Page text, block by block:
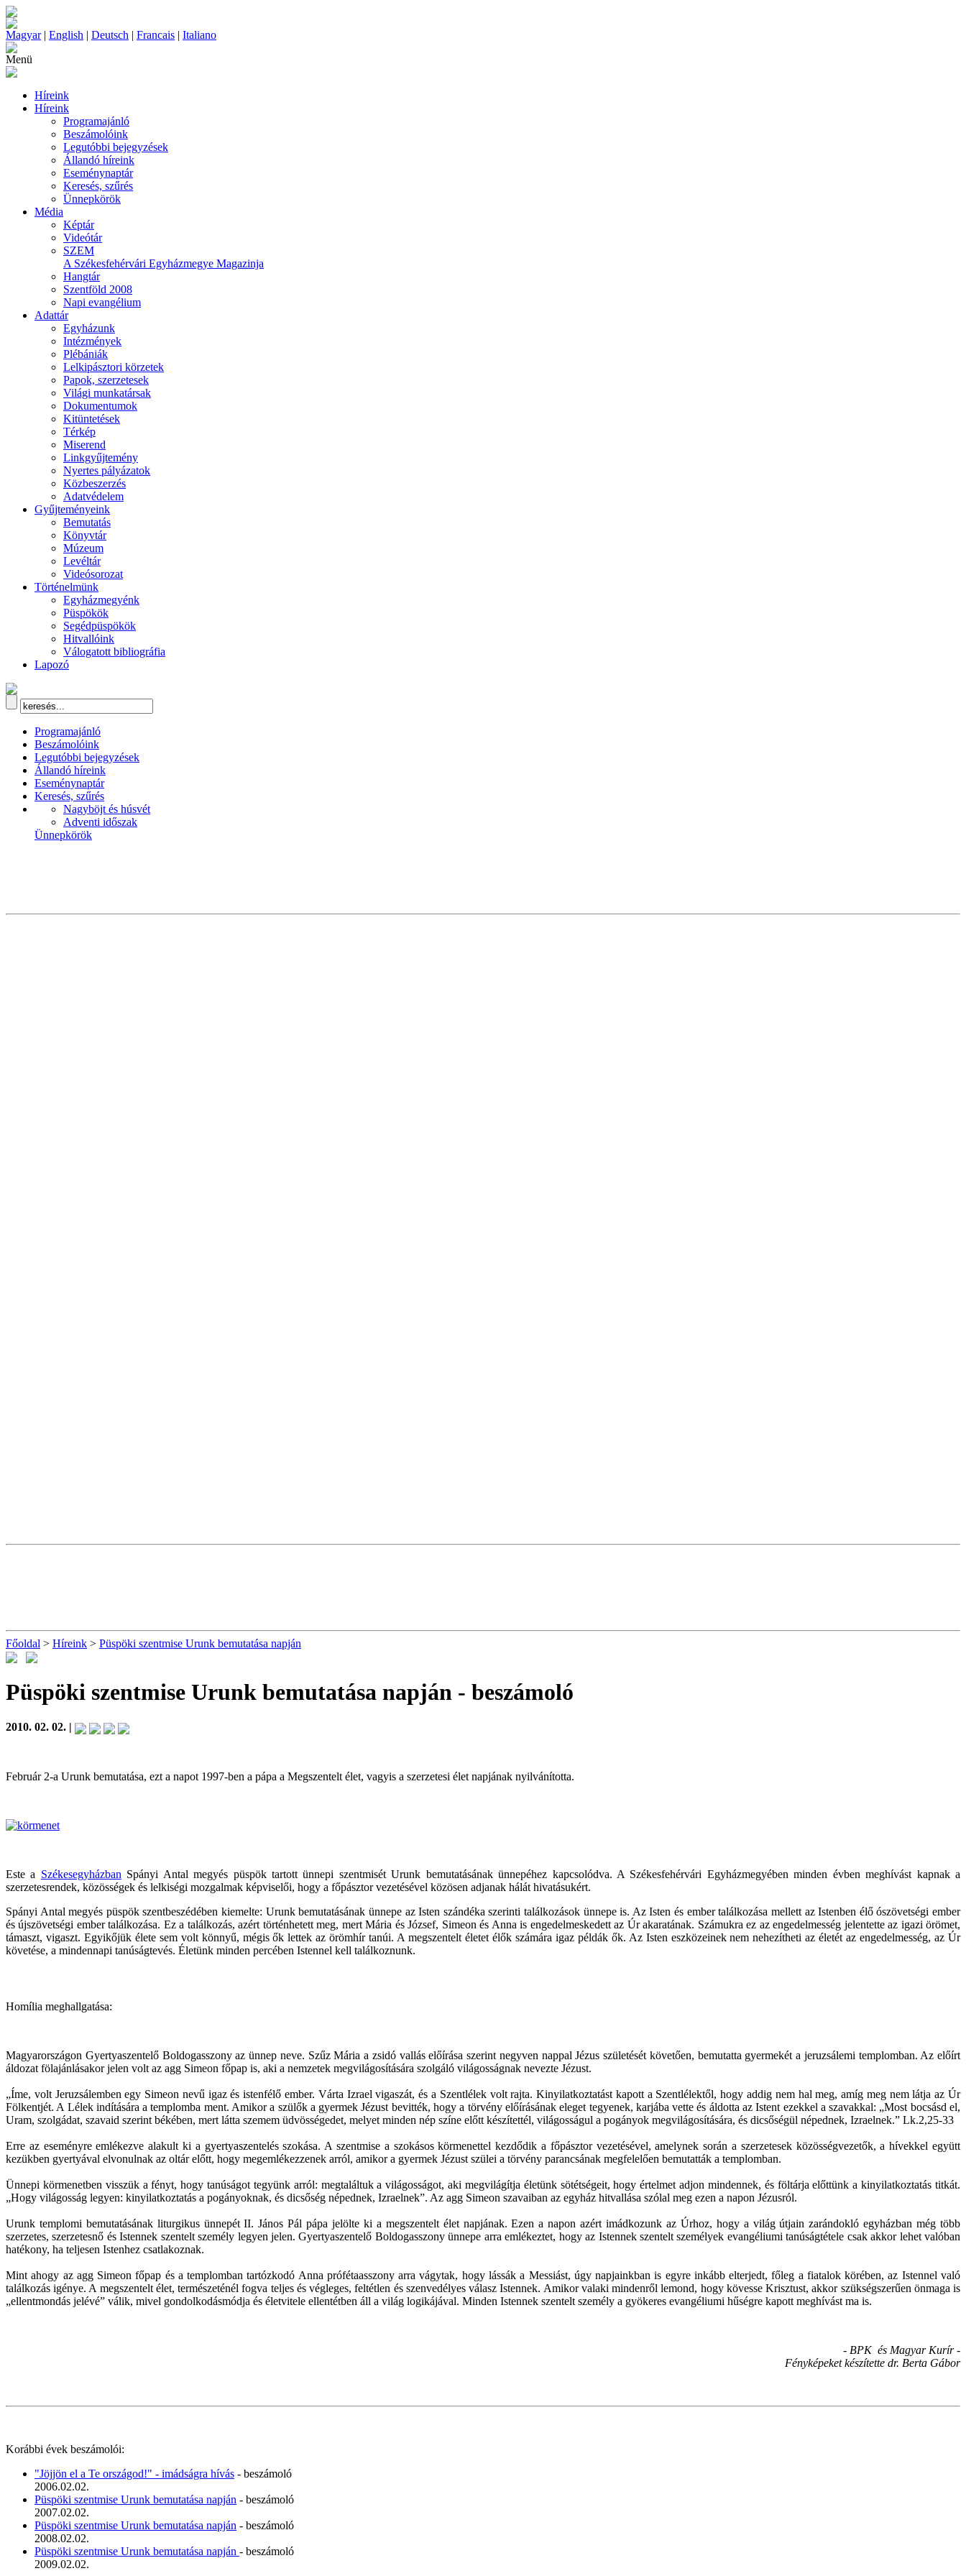
Magyar| English | Deutsch | Francais | Italiano
Menü
Híreink
Híreink
Programajánló
Beszámolóink
Legutóbbi bejegyzések
Állandó híreink
Eseménynaptár
Keresés, szűrés
Ünnepkörök
Média
Képtár
Videótár
SZEM
A Székesfehérvári Egyházmegye Magazinja
Hangtár
Szentföld 2008
Napi evangélium
Adattár
Egyházunk
Intézmények
Plébániák
Lelkipásztori körzetek
Papok, szerzetesek
Világi munkatársak
Dokumentumok
Kitüntetések
Térkép
Miserend
Linkgyűjtemény
Nyertes pályázatok
Közbeszerzés
Adatvédelem
Gyűjteményeink
Bemutatás
Könyvtár
Múzeum
Levéltár
Videósorozat
Történelmünk
Egyházmegyénk
Püspökök
Segédpüspökök
Hitvallóink
Válogatott bibliográfia
Lapozó
Programajánló
Beszámolóink
Legutóbbi bejegyzések
Állandó híreink
Eseménynaptár
Keresés, szűrés
Nagyböjt és húsvét
Adventi időszak
Ünnepkörök
Főoldal > Híreink > Püspöki szentmise Urunk bemutatása napján
Püspöki szentmise Urunk bemutatása napján - beszámoló
2010. 02. 02. |
Február 2-a Urunk bemutatása, ezt a napot 1997-ben a pápa a Megszentelt élet, vagyis a szerzetesi élet napjának nyilvánította.
Este a Székesegyházban Spányi Antal megyés püspök tartott ünnepi szentmisét Urunk bemutatásának ünnepéhez kapcsolódva. A Székesfehérvári Egyházmegyében minden évben meghívást kapnak a
szerzetesrendek, közösségek és lelkiségi mozgalmak képviselői, hogy a főpásztor vezetésével közösen adjanak hálát hivatásukért.
Spányi Antal megyés püspök szentbeszédében kiemelte: Urunk bemutatásának ünnepe az Isten szándéka szerinti találkozások ünnepe is. Az Isten és ember találkozása mellett az Istenben élő ószövetségi ember
és újszövetségi ember találkozása. Ez a találkozás, azért történhetett meg, mert Mária és József, Simeon és Anna is engedelmeskedett az Úr akaratának. Számukra ez az engedelmesség jelentette az igazi örömet,
támaszt, vigaszt. Egyikőjük élete sem volt könnyű, mégis ők lettek az örömhír tanúi. A megszentelt életet élők számára igaz példák ők. Az Isten eszközeinek nem nehezítheti az életét az engedelmesség, az Úr
követése, a mindennapi tanúságtevés. Életünk minden percében Istennel kell találkoznunk.
Homília meghallgatása:
Magyarországon Gyertyaszentelő Boldogasszony az ünnep neve. Szűz Mária a zsidó vallás előírása szerint negyven nappal Jézus születését követően, bemutatta gyermekét a jeruzsálemi templomban. Az előírt
áldozat fölajánlásakor jelen volt az agg Simeon főpap is, aki a nemzetek megvilágosítására szolgáló világosságnak nevezte Jézust.
„Íme, volt Jeruzsálemben egy Simeon nevű igaz és istenfélő ember. Várta Izrael vigaszát, és a Szentlélek volt rajta. Kinyilatkoztatást kapott a Szentlélektől, hogy addig nem hal meg, amíg meg nem látja az Úr
Fölkentjét. A Lélek indítására a templomba ment. Amikor a szülők a gyermek Jézust bevitték, hogy a törvény előírásának eleget tegyenek, karjába vette és áldotta az Istent ezekkel a szavakkal: „Most bocsásd el,
Uram, szolgádat, szavaid szerint békében, mert látta szemem üdvösségedet, melyet minden nép színe előtt készítettél, világosságul a pogányok megvilágosítására, és dicsőségül népednek, Izraelnek.” Lk.2,25-33
Erre az eseményre emlékezve alakult ki a gyertyaszentelés szokása. A szentmise a szokásos körmenettel kezdődik a főpásztor vezetésével, amelynek során a szerzetesek közösségvezetők, a hívekkel együtt
kezükben gyertyával elvonulnak az oltár előtt, hogy megemlékezzenek arról, amikor a gyermek Jézust szülei a törvény parancsának megfelelően bemutatták a templomban.
Ünnepi körmenetben visszük a fényt, hogy tanúságot tegyünk arról: megtaláltuk a világosságot, aki megvilágítja életünk sötétségeit, hogy értelmet adjon mindennek, és föltárja előttünk a kinyilatkoztatás titkát.
„Hogy világosság legyen: kinyilatkoztatás a pogányoknak, és dicsőség népednek, Izraelnek”. Az agg Simeon szavaiban az egyház hitvallása szólal meg ezen a napon Jézusról.
Urunk templomi bemutatásának liturgikus ünnepét II. János Pál pápa jelölte ki a megszentelt élet napjának. Ezen a napon azért imádkozunk az Úrhoz, hogy a világ útjain zarándokló egyházban még több
szerzetes, szerzetesnő és Istennek szentelt személy legyen jelen. Gyertyaszentelő Boldogasszony ünnepe arra emlékeztet, hogy az Istennek szentelt személyek evangéliumi tanúságtétele csak akkor lehet valóban
hatékony, ha teljesen Istenhez csatlakoznak.
Mint ahogy az agg Simeon főpap és a templomban tartózkodó Anna prófétaasszony arra vágytak, hogy lássák a Messiást, úgy napjainkban is egyre inkább elterjedt, főleg a fiatalok körében, az Istennel való
találkozás igénye. A megszentelt élet, természeténél fogva teljes és végleges, feltétlen és szenvedélyes válasz Istennek. Amikor valaki mindenről lemond, hogy kövesse Krisztust, akkor szükségszerűen önmaga is
„ellentmondás jelévé” válik, mivel gondolkodásmódja és életvitele ellentétben áll a világ logikájával. Minden Istennek szentelt személy a gyökeres evangéliumi hűségre kapott meghívást ma is.
- BPK és Magyar Kurír -
Fényképeket készítette dr. Berta Gábor
Korábbi évek beszámolói:
"Jöjjön el a Te országod!" - imádságra hívás - beszámoló
2006.02.02.
Püspöki szentmise Urunk bemutatása napján - beszámoló
2007.02.02.
Püspöki szentmise Urunk bemutatása napján - beszámoló
2008.02.02.
Püspöki szentmise Urunk bemutatása napján - beszámoló
2009.02.02.